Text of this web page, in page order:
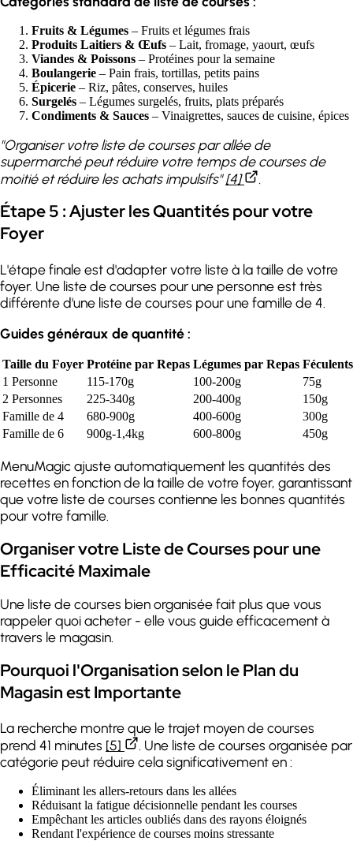
Fruits & Légumes – Fruits et légumes frais
Produits Laitiers & Œufs – Lait, fromage, yaourt, œufs
Viandes & Poissons – Protéines pour la semaine
Boulangerie – Pain frais, tortillas, petits pains
Épicerie – Riz, pâtes, conserves, huiles
Surgelés – Légumes surgelés, fruits, plats préparés
Condiments & Sauces – Vinaigrettes, sauces de cuisine, épices
"Organiser votre liste de courses par allée de
supermarché peut réduire votre temps de courses de
moitié et réduire les achats impulsifs"[4]
Étape 5 : Ajuster les Quantités pour votre
Foyer
L'étape finale est d'adapter votre liste à la taille de votre
foyer. Une liste de courses pour une personne est très
différente d'une liste de courses pour une famille de 4.
Guides généraux de quantité :
Taille du Foyer Protéine par Repas Légumes par Repas
1 Personne
115-170g 100-200g
75g
2 Personnes
225-340g 200-400g
150g
Famille de 4
680-900g 400-600g
300g
Famille de 6
900g-1,4kg 600-800g 450g
MenuMagic ajuste automatiquement les quantités des
recettes en fonction de la taille de votre foyer, garantissant
que votre liste de courses contienne les bonnes quantités
pour votre famille.
Organiser votre Liste de Courses pour une
Efficacité Maximale
Une liste de courses bien organisée fait plus que vous
rappeler quoi acheter - elle vous guide efficacement à
travers le magasin.
Pourquoi l'Organisation selon le Plan du
Magasin est Importante
La recherche montre que le trajet moyen de courses
prend 41 minutes [5]
. Une liste de courses organisée par
catégorie peut réduire cela significativement en :
Éliminant les allers-retours dans les allées
Réduisant la fatigue décisionnelle pendant les courses
Empêchant les articles oubliés dans des rayons éloignés
Rendant l'expérience de courses moins stressante